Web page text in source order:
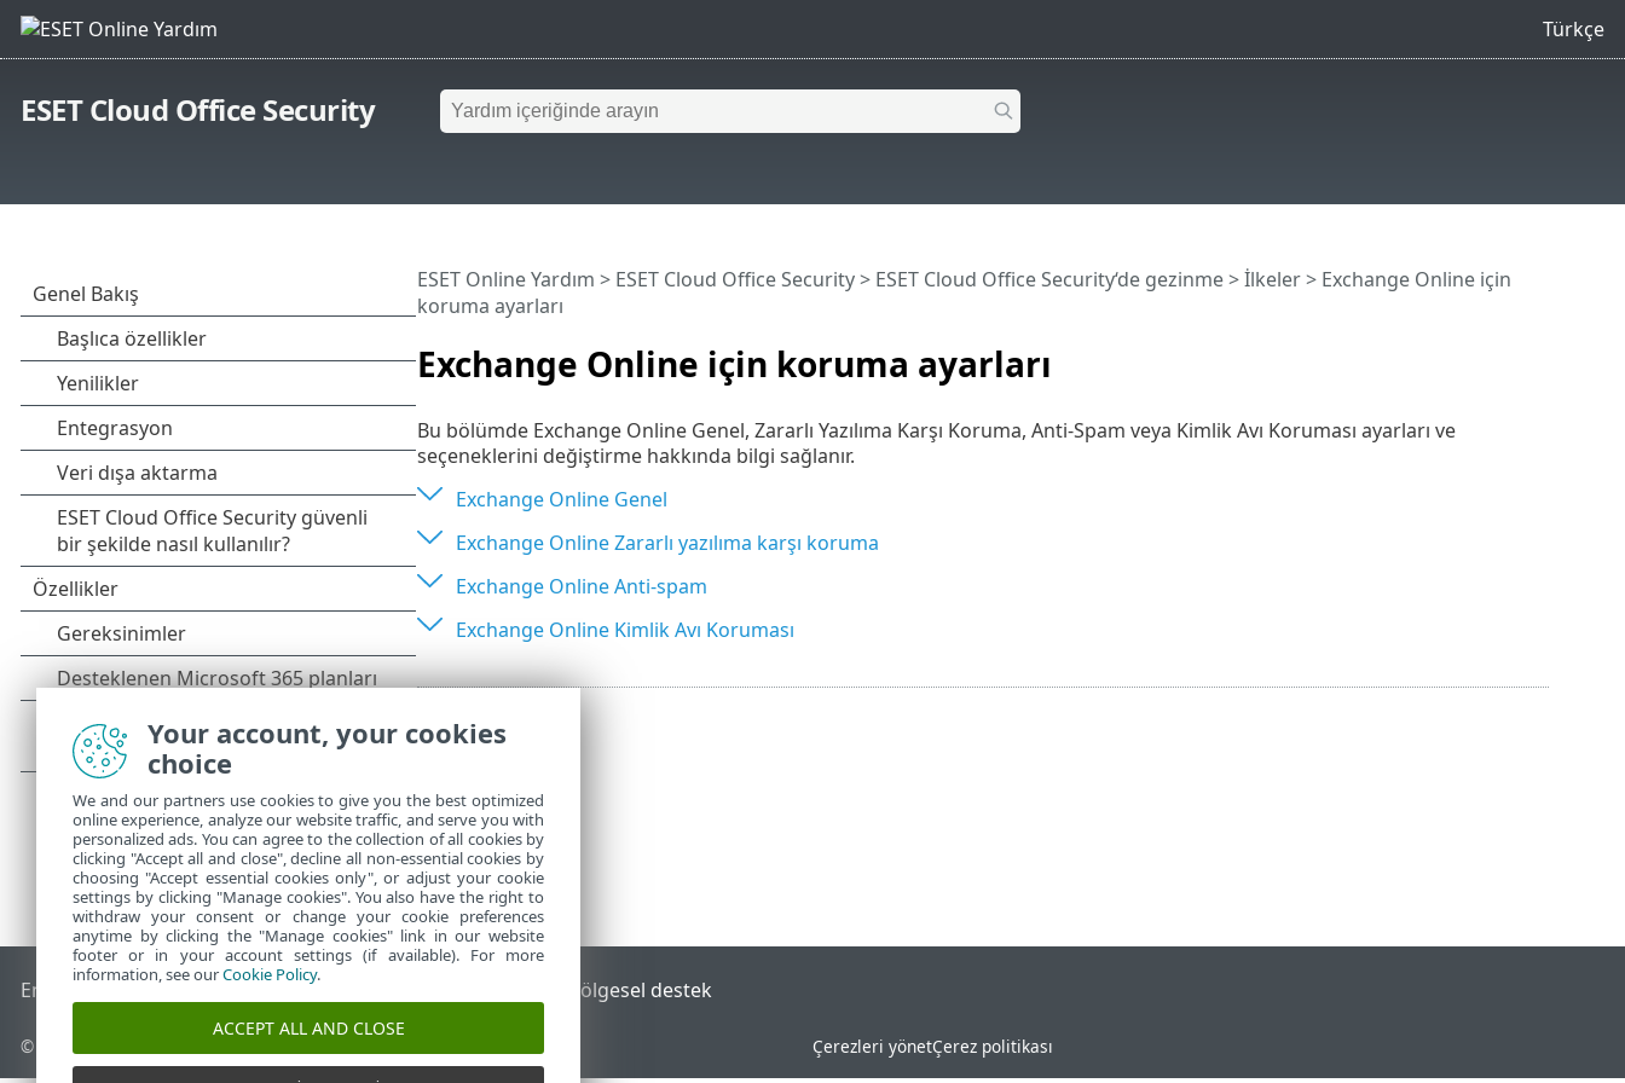
Türkçe
ESET Cloud Office Security
Exchange Online için koruma ayarları
ESET Online Yardım > ESET Cloud Office Security> ESET Cloud Office Security‘de gezinme>İlkeler> Exchange Online için
koruma ayarları
Bu bölümde Exchange Online Genel, Zararlı Yazılıma Karşı Koruma, Anti-Spam veya Kimlik Avı Koruması ayarları ve
seçeneklerini değiştirme hakkında bilgi sağlanır.
Exchange Online Genel
Exchange Online Zararlı yazılıma karşı koruma
Exchange Online Anti-spam
Exchange Online Kimlik Avı Koruması
End of Life ESET Bilgi Bankası ESET Forumu Bölgesel destek
© 1992 - 2026 ESET, spol. s r.o. - Tüm hakları saklıdır. Çerezleri yönetÇerez politikası
Your account, your cookies
choice
We and our partners use cookies to give you the best optimized
online experience, analyze our website traffic, and serve you with
personalized ads. You can agree to the collection of all cookies by
clicking "Accept all and close", decline all non-essential cookies by
choosing "Accept essential cookies only", or adjust your cookie
settings by clicking "Manage cookies". You also have the right to
withdraw your consent or change your cookie preferences
anytime by clicking the "Manage cookies" link in our website
footer or in your account settings (if available). For more
information, see ourCookie Policy.
ACCEPT ALL AND CLOSE